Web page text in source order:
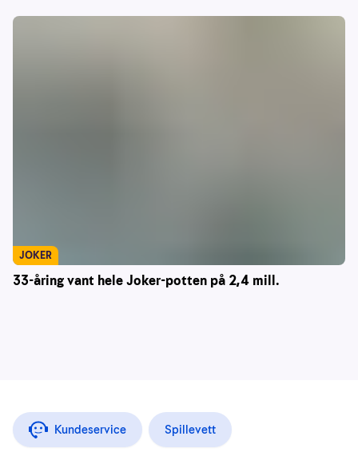
33-åring vant hele Joker-potten på 2,4 mill.
JOKER
Kundeservice Spillevett